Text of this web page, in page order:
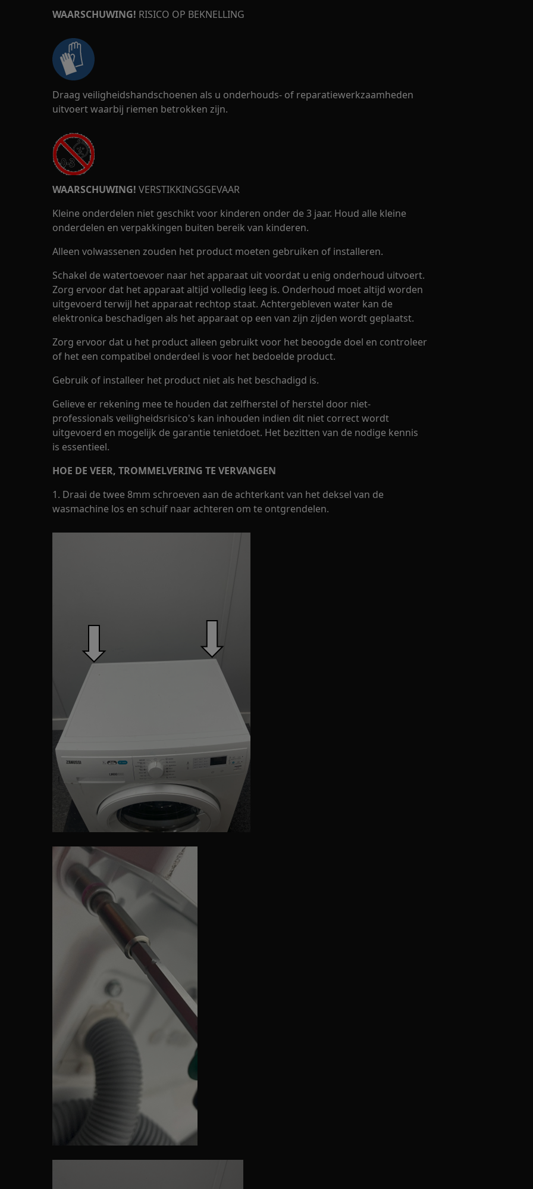
WAARSCHUWING! RISICO OP BEKNELLING
Draag veiligheidshandschoenen als u onderhouds- of reparatiewerkzaamheden
uitvoert waarbij riemen betrokken zijn.
WAARSCHUWING! VERSTIKKINGSGEVAAR
Kleine onderdelen niet geschikt voor kinderen onder de 3 jaar. Houd alle kleine
onderdelen en verpakkingen buiten bereik van kinderen.
Alleen volwassenen zouden het product moeten gebruiken of installeren.
Schakel de watertoevoer naar het apparaat uit voordat u enig onderhoud uitvoert.
Zorg ervoor dat het apparaat altijd volledig leeg is. Onderhoud moet altijd worden
uitgevoerd terwijl het apparaat rechtop staat. Achtergebleven water kan de
elektronica beschadigen als het apparaat op een van zijn zijden wordt geplaatst.
Zorg ervoor dat u het product alleen gebruikt voor het beoogde doel en controleer
of het een compatibel onderdeel is voor het bedoelde product.
Gebruik of installeer het product niet als het beschadigd is.
Gelieve er rekening mee te houden dat zelfherstel of herstel door niet-
professionals veiligheidsrisico's kan inhouden indien dit niet correct wordt
uitgevoerd en mogelijk de garantie tenietdoet. Het bezitten van de nodige kennis
is essentieel.
HOE DE VEER, TROMMELVERING TE VERVANGEN
1. Draai de twee 8mm schroeven aan de achterkant van het deksel van de
wasmachine los en schuif naar achteren om te ontgrendelen.